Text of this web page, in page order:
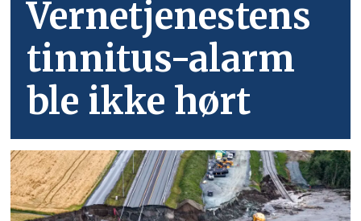
Vernetjenestens
tinnitus-alarm
ble ikke hørt